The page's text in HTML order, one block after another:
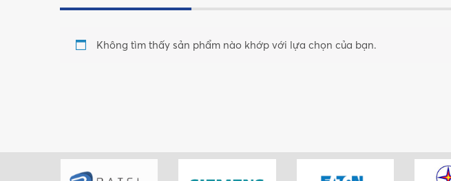
Không tìm thấy sản phẩm nào khớp với lựa chọn của bạn.